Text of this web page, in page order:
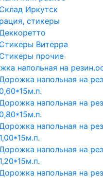
Склад Иркутск
стикеры
Стикеры Витерра
Стикеры прочие
напольная на
напольная на
0,60*15м.п.
напольная на
0,80*15м.п.
напольная на
1,00*15м.п.
напольная на
1,20*15м.п.
напольная на